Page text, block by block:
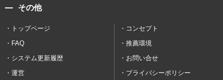
その他
トップページ
コンセプト
FAQ
推薦環境
システム更新履歴
お問い合せ
運営
プライバシーポリシー